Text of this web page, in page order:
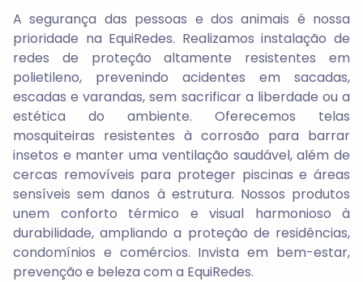
A segurança das pessoas e dos animais é nossa
prioridade na EquiRedes. Realizamos instalação de
redes de proteção altamente resistentes em
polietileno, prevenindo acidentes em sacadas,
escadas e varandas, sem sacrificar a liberdade ou a
estética do ambiente. Oferecemos telas
mosquiteiras resistentes à corrosão para barrar
insetos e manter uma ventilação saudável, além de
cercas removíveis para proteger piscinas e áreas
sensíveis sem danos à estrutura. Nossos produtos
unem conforto térmico e visual harmonioso à
durabilidade, ampliando a proteção de residências,
condomínios e comércios. Invista em bem-estar,
prevenção e beleza com a EquiRedes.